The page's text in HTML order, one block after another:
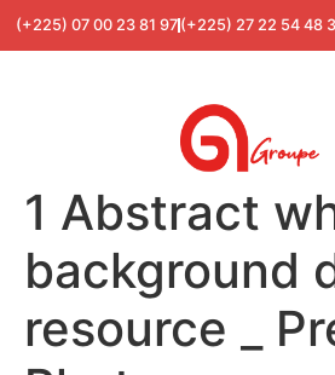
(+225) 07 00 23 81 97 (+225) 27 22 54 48
1 Abstract
background
resource _